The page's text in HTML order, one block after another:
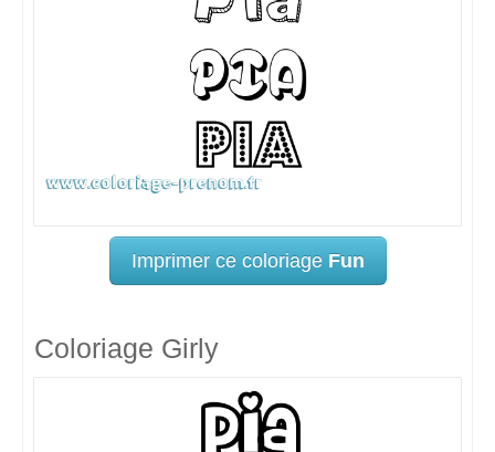
Imprimer ce coloriage Fun
Coloriage Girly